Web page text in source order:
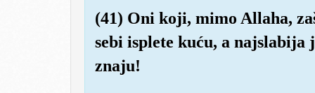
(41) Oni koji, mimo Allaha,
sebi isplete kuću, a najslabija
znaju!